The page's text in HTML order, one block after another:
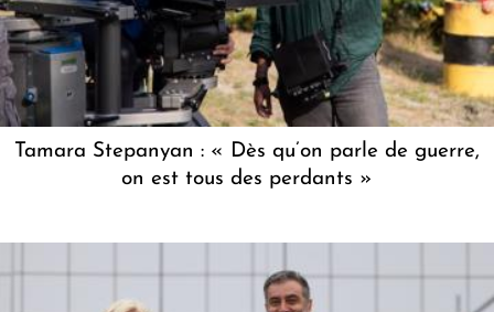
Tamara Stepanyan : « Dès qu’on parle de guerre,
on est tous des perdants »